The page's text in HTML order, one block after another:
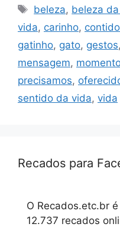
Tags
beleza, beleza
vida, carinho,
gatinho, gato, gestos,
mensagem,
precisamos,
sentido da vida, vida
Recados para
O Recados.etc.br
12.737 recados